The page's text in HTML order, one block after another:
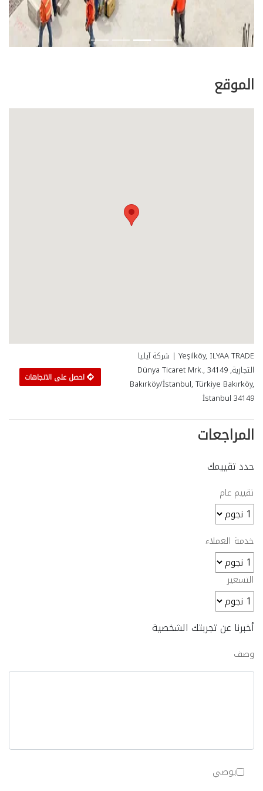
الموقع
Yeşilköy, ILYAA TRADE | شركة آيليا
التجارية, Dünya Ticaret Mrk., 34149
Bakırköy/İstanbul, Türkiye Bakırköy,
İstanbul 34149
احصل على الاتجاهات
المراجعات
حدد تقييمك
تقييم عام
خدمة العملاء
التسعير
أخبرنا عن تجربتك الشخصية
وصف
يوصي